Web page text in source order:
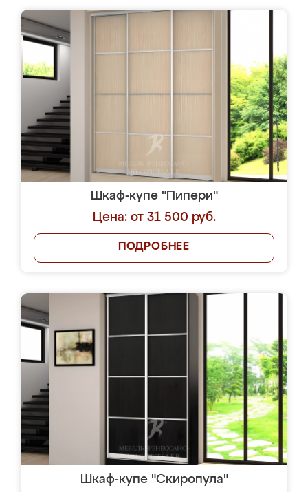
Шкаф-купе "Пипери"
Цена: от 31 500 руб.
ПОДРОБНЕЕ
Шкаф-купе "Скиропула"